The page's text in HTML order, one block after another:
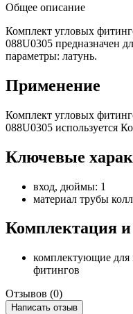
Общее описание
Комплект угловых
088U0305 предназначен
параметры: латунь.
Применение
Комплект угловых
088U0305 используется
Ключевые
вход, дюймы: 1
материал трубы
Комплектация и
комплектующие для
фитингов
Отзывов (0)
Написать отзыв